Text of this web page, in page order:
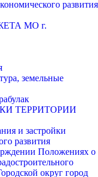
развития
МО г.
земельные
ТЕРРИТОРИИ
и застройки
развития
Положениях о
округ город